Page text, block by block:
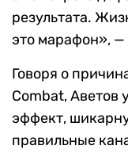
результата.
это марафон», —
Говоря о
Combat, Аветов
эффект,
правильные